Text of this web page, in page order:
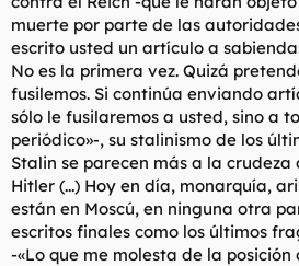
muerte por parte de las
escrito usted un artículo a
No es la primera vez. Quizá
fusilemos. Si continúa enviando
sólo le fusilaremos a usted, sino a
periódico»-, su stalinismo de los
Stalin se parecen más a la crudeza
Hitler (...) Hoy en día, monarquía,
están en Moscú, en ninguna otra
escritos finales como los últimos
-«Lo que me molesta de la